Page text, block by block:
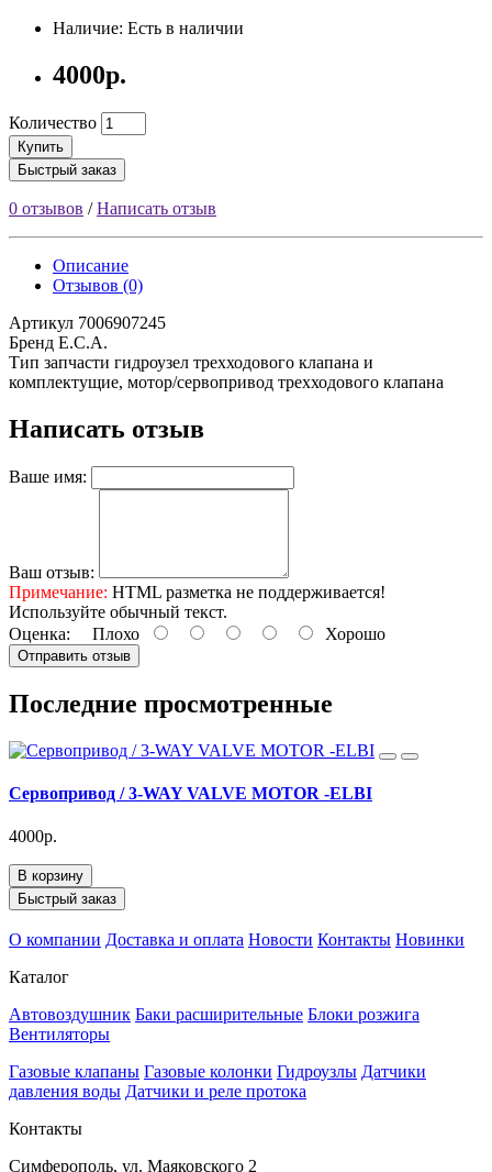
Наличие: Есть в наличии
4000р.
Количество
Купить
Быстрый заказ
0 отзывов /Написать отзыв
Описание
Отзывов (0)
Артикул 7006907245
Бренд E.C.A.
Тип запчасти гидроузел трехходового клапана и
комплектущие, мотор/сервопривод трехходового клапана
Написать отзыв
Ваше имя:
Ваш отзыв:
Примечание: HTML разметка не поддерживается!
Используйте обычный текст.
Оценка: Плохо Хорошо
Отправить отзыв
Последние просмотренные
Cервопривод / 3-WAY VALVE MOTOR -ELBI
4000р.
В корзину
Быстрый заказ
О компании Доставка и оплата Новости Контакты Новинки
Каталог
Автовоздушник Баки расширительные Блоки розжига
Вентиляторы
Газовые клапаны Газовые колонки Гидроузлы Датчики
давления воды Датчики и реле протока
Контакты
Симферополь, ул. Маяковского 2